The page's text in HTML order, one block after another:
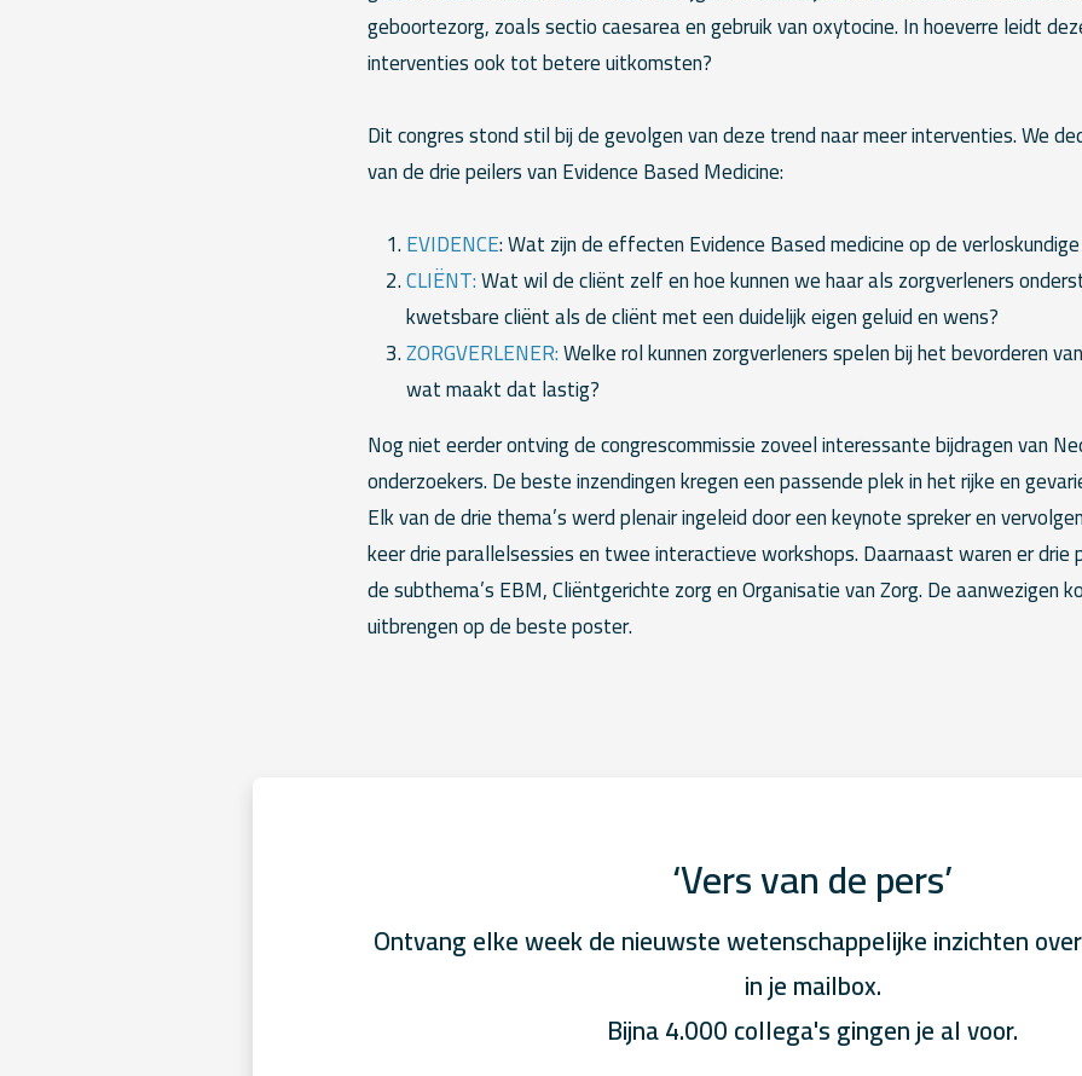
geboortezorg, zoals sectio caesarea en gebruik van oxytocine. In hoeverre leidt
interventies ook tot betere uitkomsten?
Dit congres stond stil bij de gevolgen van deze trend naar meer interventies. We
van de drie peilers van Evidence Based Medicine:
EVIDENCE: Wat zijn de effecten Evidence Based medicine op de
CLIËNT:Wat wil de cliënt zelf en hoe kunnen we haar als zorgverleners
kwetsbare cliënt als de cliënt met een duidelijk eigen geluid en wens?
ZORGVERLENER:Welke rol kunnen zorgverleners spelen bij het bevorderen
wat maakt dat lastig?
Nog niet eerder ontving de congrescommissie zoveel interessante bijdragen van
onderzoekers. De beste inzendingen kregen een passende plek in het rijke en
Elk van de drie thema’s werd plenair ingeleid door een keynote spreker en
keer drie parallelsessies en twee interactieve workshops. Daarnaast waren er drie
de subthema’s EBM, Cliëntgerichte zorg en Organisatie van Zorg. De aanwezigen
uitbrengen op de beste poster.
‘Vers van de pers’
Ontvang elke week de nieuwste wetenschappelijke inzichten
in je mailbox.
Bijna 4.000 collega's gingen je al voor.